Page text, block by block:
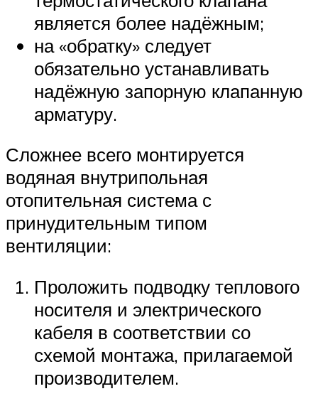
является более надёжным;
на «обратку» следует
обязательно устанавливать
надёжную запорную клапанную
арматуру.
Сложнее всего монтируется
водяная внутрипольная
отопительная система с
принудительным типом
вентиляции:
Проложить подводку теплового
носителя и электрического
кабеля в соответствии со
схемой монтажа, прилагаемой
производителем.